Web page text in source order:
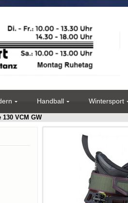
Handball Wintersport
130 VCM GW